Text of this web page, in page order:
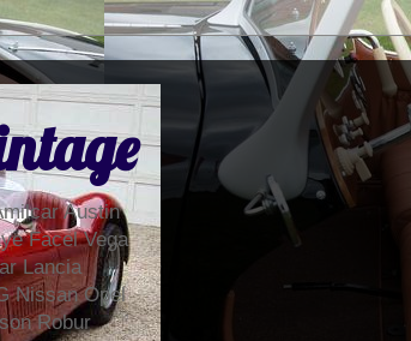
Austin
Facel Vega
Lancia
Nissan Opel
Robur